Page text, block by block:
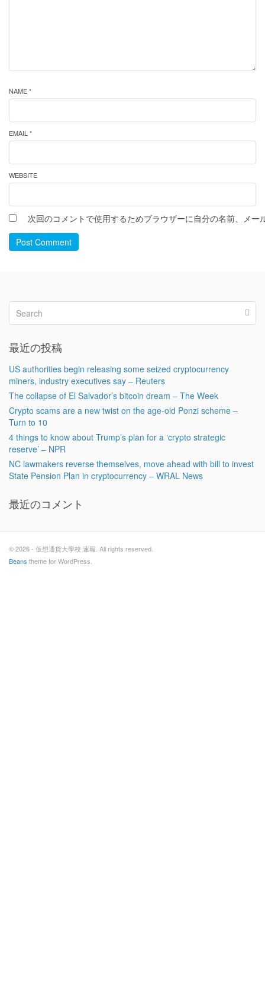
NAME *
EMAIL *
WEBSITE
次回のコメントで使用するためブラウザーに自分の名前、メー
Post Comment
最近の投稿
US authorities begin releasing some seized cryptocurrency
miners, industry executives say – Reuters
The collapse of El Salvador’s bitcoin dream – The Week
Crypto scams are a new twist on the age-old Ponzi scheme –
Turn to 10
4 things to know about Trump’s plan for a ‘crypto strategic
reserve’ – NPR
NC lawmakers reverse themselves, move ahead with bill to invest
State Pension Plan in cryptocurrency – WRAL News
最近のコメント
© 2026 - 仮想通貨大學校 速報. All rights reserved.
Beans theme for WordPress.